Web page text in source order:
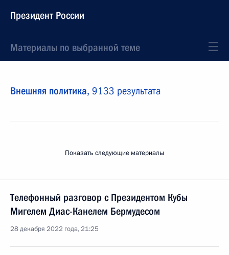
Президент России
Материалы по выбранной теме
Внешняя политика, 9133 результата
Показать следующие материалы
Телефонный разговор с Президентом Кубы
Мигелем Диас-Канелем Бермудесом
28 декабря 2022 года, 21:25